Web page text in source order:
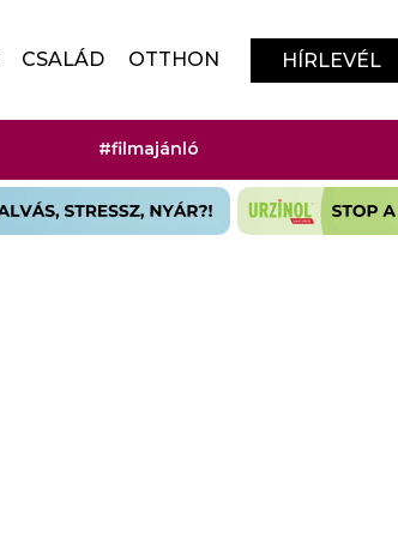
CSALÁD OTTHON HÍRLEVÉL
#filmajánló